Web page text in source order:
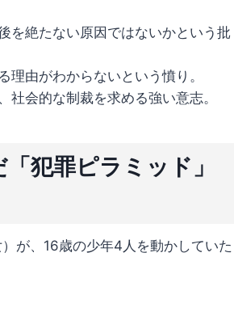
を絶たない原因ではないかという批
由がわからないという憤り。
社会的な制裁を求める強い意志。
犯罪ピラミッド」
が、16歳の少年4人を動かしていた